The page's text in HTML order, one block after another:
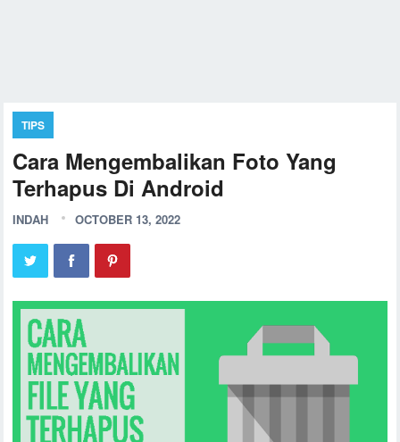
TIPS
Cara Mengembalikan Foto Yang
Terhapus Di Android
INDAH OCTOBER 13, 2022